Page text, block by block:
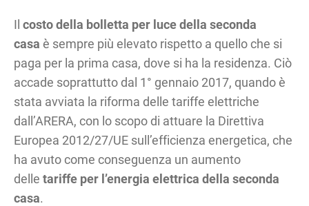
Ilcosto della bolletta per luce della seconda
casa è sempre più elevato rispetto a quello che si
paga per la prima casa, dove si ha la residenza. Ciò
accade soprattutto dal 1° gennaio 2017, quando è
stata avviata la riforma delle tariffe elettriche
dall’ARERA, con lo scopo di attuare la Direttiva
Europea 2012/27/UE sull’efficienza energetica, che
ha avuto come conseguenza un aumento
delle tariffe per l’energia elettrica della seconda
casa.